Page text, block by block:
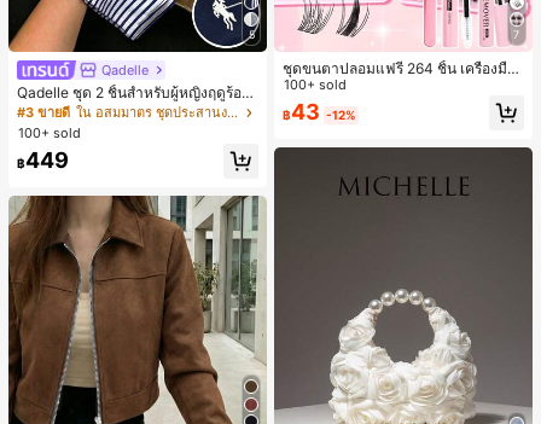
5
Qadelle
Qadelle ชุด 2 ชิ้นสำหรับผู้หญิงฤดูร้อน
แบบสบายๆ สำหรับใส่ทุกวัน, กางเกงขา
ยาวลายทางสีน้ำเงินเข้มและสีขาว, เสื้อ
ยืดแขนสั้นคอกลมปักลายรัดรูป
#3 ขายดี
ใน อสมมาตร ชุดประสานงานสตรี
100+ sold
฿449
7
ชุดขนตาปลอมแฟรี่ 264 ชิ้น เครื่องมือ
แต่งหน้าฤดูร้อน ธรรมชาติและเบา สร้า
งลุคตาการ์ตูนที่ประณีต ออกแบบความ
ยาวผสม ตัดแต่งง่าย เหมาะสำหรับรูปต
ผู้เริ่มต้นแต่งหน้า
100+ sold
฿43 -12%